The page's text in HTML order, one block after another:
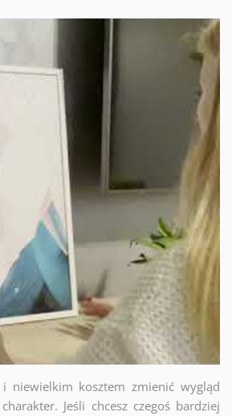
niewielkim kosztem zmienić wygląd
Jeśli chcesz czegoś bardziej